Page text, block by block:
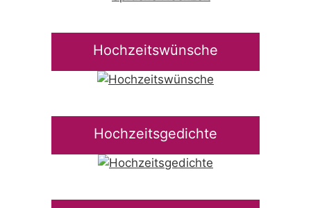
Hochzeitswünsche
Hochzeitsgedichte